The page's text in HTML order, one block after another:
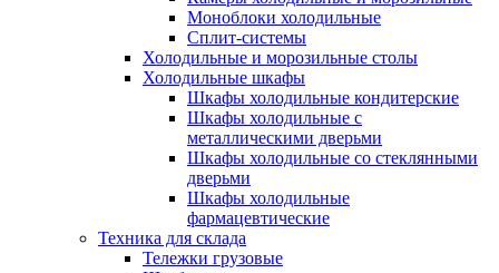
Моноблоки холодильные
Сплит-системы
Холодильные и морозильные столы
Холодильные шкафы
Шкафы холодильные кондитерские
Шкафы холодильные с
металлическими дверьми
Шкафы холодильные со стеклянными
дверьми
Шкафы холодильные
фармацевтические
Техника для склада
Тележки грузовые